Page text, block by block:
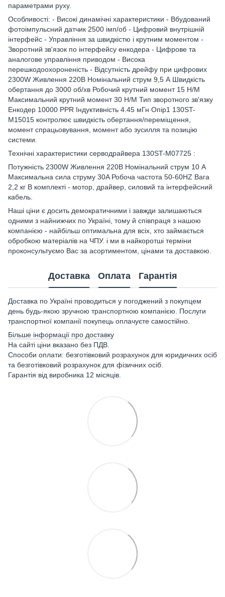
параметрами руху.
Особливості: - Високі динамічні характеристики - Вбудований
фотоімпульсний датчик 2500 імп/об - Цифровий внутрішній
інтерфейс - Управління за швидкістю і крутним моментом -
Зворотний зв'язок по інтерфейсу енкодера - Цифрове та
аналогове управління приводом - Висока
перешкодоохороненість - Відсутність дрейфу при цифрових
2300W Живлення 220В Номінальний струм 9,5 А Швидкість
обертання до 3000 об/хв Робочий крутний момент 15 Н/М
Максимальний крутний момент 30 Н/М Тип зворотного зв'язку
Енкодер 10000 PPR Індуктивність 4.45 мГн Опір1 130ST-
M15015 контролює швидкість обертання/переміщення,
момент спрацьовування, момент або зусилля та позицію
системи.
Технічні характеристики серводрайвера 130ST-M07725 :
Потужність 2300W Живлення 220В Номінальний струм 10 А
Максимальна сила струму 30A Робоча частота 50-60HZ Вага
2,2 кг В комплекті - мотор, драйвер, силовий та інтерфейсний
кабель.
Наші ціни є досить демократичними і завжди залишаються
одними з найнижчих по Україні, тому й співпраця з нашою
компанією - найбільш оптимальна для всіх, хто займається
обробкою матеріалів на ЧПУ. і ми в найкоротші терміни
проконсультуємо Вас за асортиментом, цінами та доставкою.
Доставка Оплата Гарантія
Доставка по Україні проводиться у погоджений з покупцем
день будь-якою зручною транспортною компанією. Послуги
транспортної компанії покупець оплачуєте самостійно.
Більше інформації про доставку
На сайті ціни вказано без ПДВ.
Способи оплати: безготівковий розрахунок для юридичних осіб
та безготівковий розрахунок для фізичних осіб.
Гарантія від виробника 12 місяців.